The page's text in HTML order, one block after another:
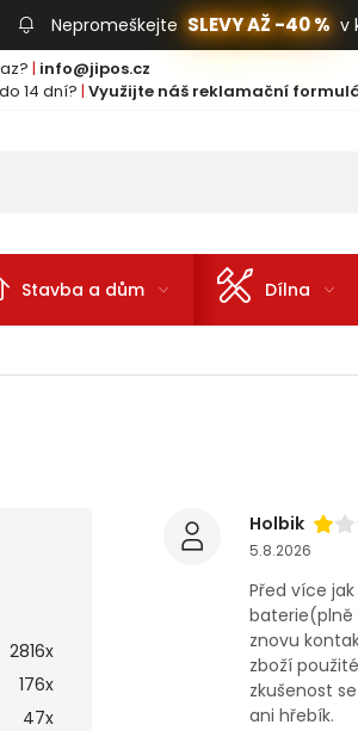
Nepromeškejte SLEVY AŽ -40 % v
| info@jipos.cz
14 dní? | Využijte náš reklamační
Stavba a dům Dílna
2816x
176x
47x
Holbik
5.8.2026
Před více
baterie(plně
znovu
zboží
zkušenost
ani hřebík.